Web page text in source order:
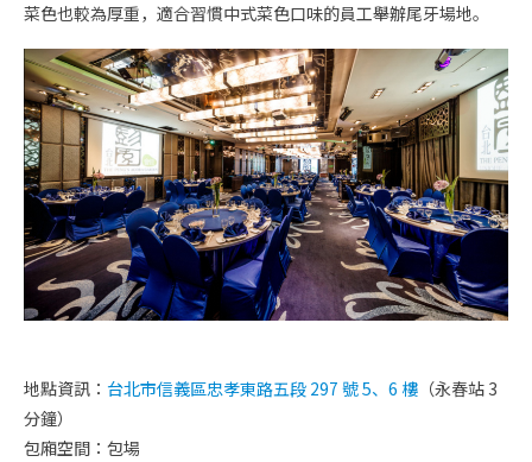
菜色也較為厚重，適合習慣中式菜色口味的員工舉辦尾牙場地。
地點資訊： 台北市信義區忠孝東路五段 297 號 5、6 樓 （永春站 3
分鐘）
包廂空間：包場